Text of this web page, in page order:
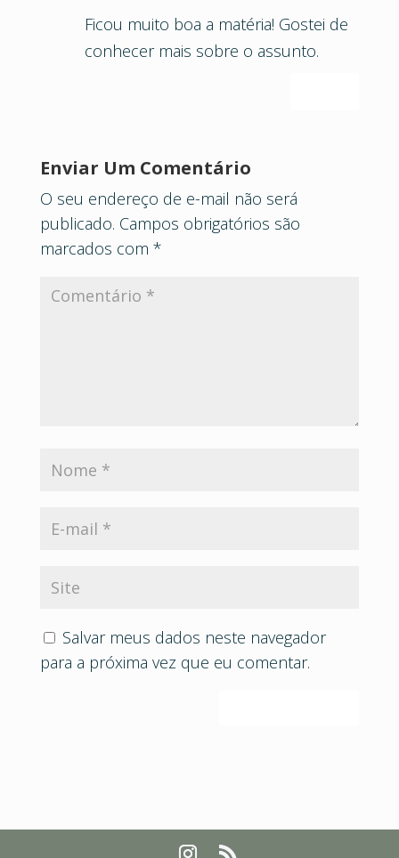
Ficou muito boa a matéria! Gostei de
conhecer mais sobre o assunto.
Enviar Um Comentário
O seu endereço de e-mail não será
publicado. Campos obrigatórios são
marcados com *
Salvar meus dados neste navegador
para a próxima vez que eu comentar.